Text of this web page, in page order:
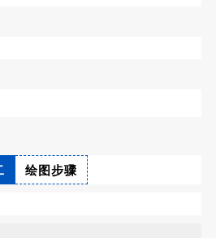
绘图步骤